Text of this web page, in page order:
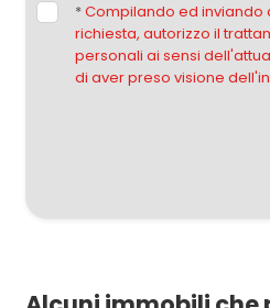
*Compilando ed inviando
richiesta, autorizzo il
personali ai sensi
di aver preso visione